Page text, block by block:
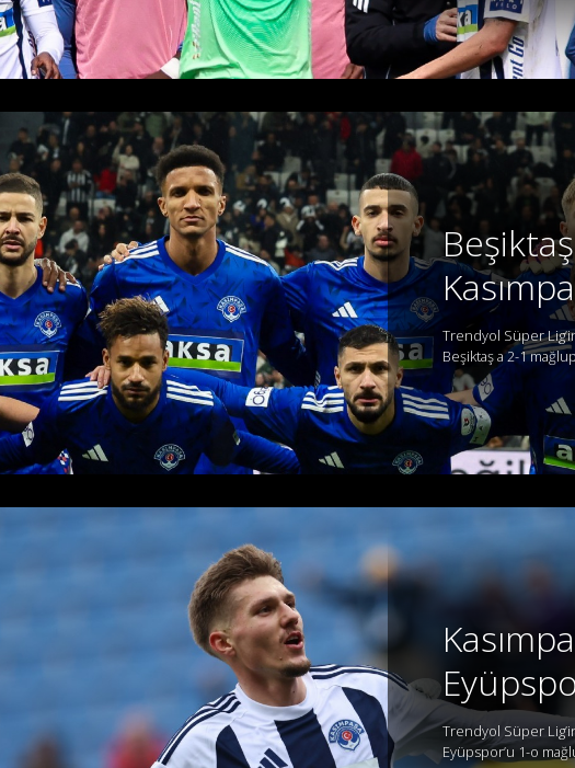
Trendyol Süper
Beşiktaş a 2-1
Trendyol Süper
Eyüpspor’u 1-o